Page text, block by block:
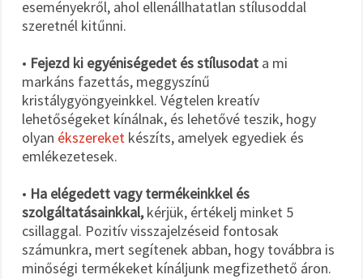
eseményekről, ahol ellenállhatatlan stílusoddal
szeretnél kitűnni.
• Fejezd ki egyéniségedet és stílusodat a mi
markáns fazettás, meggyszínű
kristálygyöngyeinkkel. Végtelen kreatív
lehetőségeket kínálnak, és lehetővé teszik, hogy
olyan ékszereket készíts, amelyek egyediek és
emlékezetesek.
• Ha elégedett vagy termékeinkkel és
szolgáltatásainkkal,kérjük, értékelj minket 5
csillaggal. Pozitív visszajelzéseid fontosak
számunkra, mert segítenek abban, hogy továbbra is
minőségi termékeket kínáljunk megfizethető áron.